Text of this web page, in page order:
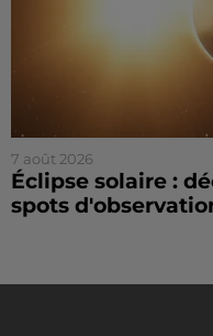
7 août 2026
Éclipse solaire :
spots